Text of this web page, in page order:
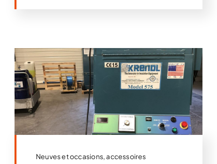
Neuves et occasions, accessoires